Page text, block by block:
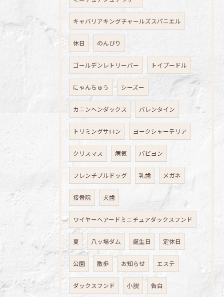
キャバリアキングチャールズスパニエル
休日 のんびり
ゴールデンレトリーバー トイプードル
にゃんちゅう シーズー
カニンヘンダックス バレンタイン
トリミングサロン ヨークシャーテリア
クリスマス 病気 パピヨン
フレンチブルドッグ 乳歯 メガネ
接骨院 犬歯
ワイヤーヘアードミニチュアダックスフンド
夏 八ッ場ダム 誕生日 定休日
公園 散歩 お知らせ エステ
ダックスフンド 小説 告白